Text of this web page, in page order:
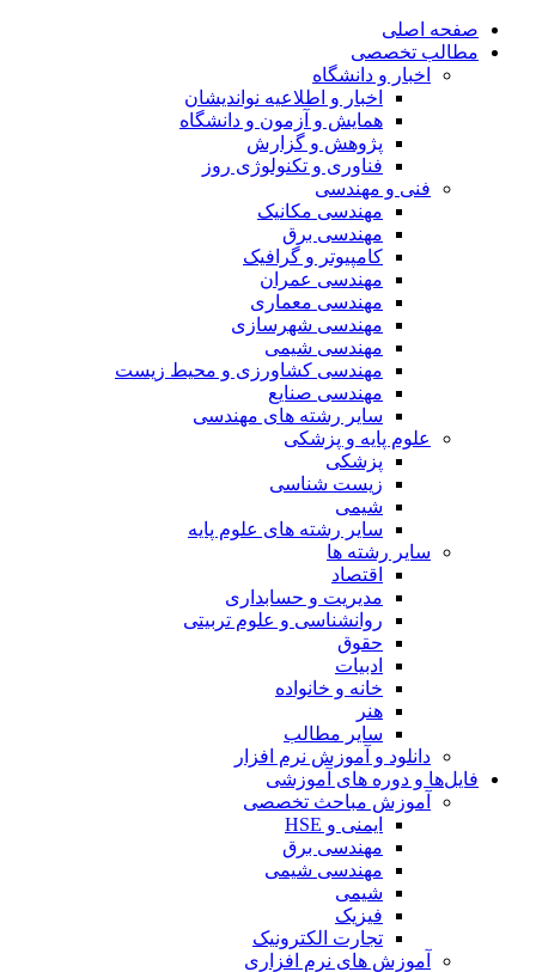
صفحه اصلی
مطالب تخصصی
اخبار و دانشگاه
اخبار و اطلاعیه نواندیشان
همایش و آزمون و دانشگاه
پژوهش و گزارش
فناوری و تکنولوژی روز
فنی و مهندسی
مهندسی مکانیک
مهندسی برق
کامپیوتر و گرافیک
مهندسی عمران
مهندسی معماری
مهندسی شهرسازی
مهندسی شیمی
مهندسی کشاورزی و محیط زیست
مهندسی صنایع
سایر رشته های مهندسی
علوم پایه و پزشکی
پزشکی
زیست شناسی
شیمی
سایر رشته های علوم پایه
سایر رشته ها
اقتصاد
مدیریت و حسابداری
روانشناسی و علوم تربیتی
حقوق
ادبیات
خانه و خانواده
هنر
سایر مطالب
دانلود و آموزش نرم افزار
فایل‌ها و دوره های آموزشی
آموزش مباحث تخصصی
ایمنی و HSE
مهندسی برق
مهندسی شیمی
شیمی
فیزیک
تجارت الکترونیک
آموزش های نرم افزاری